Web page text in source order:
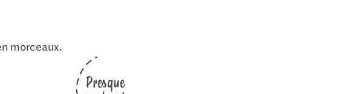
morceaux.
Presque